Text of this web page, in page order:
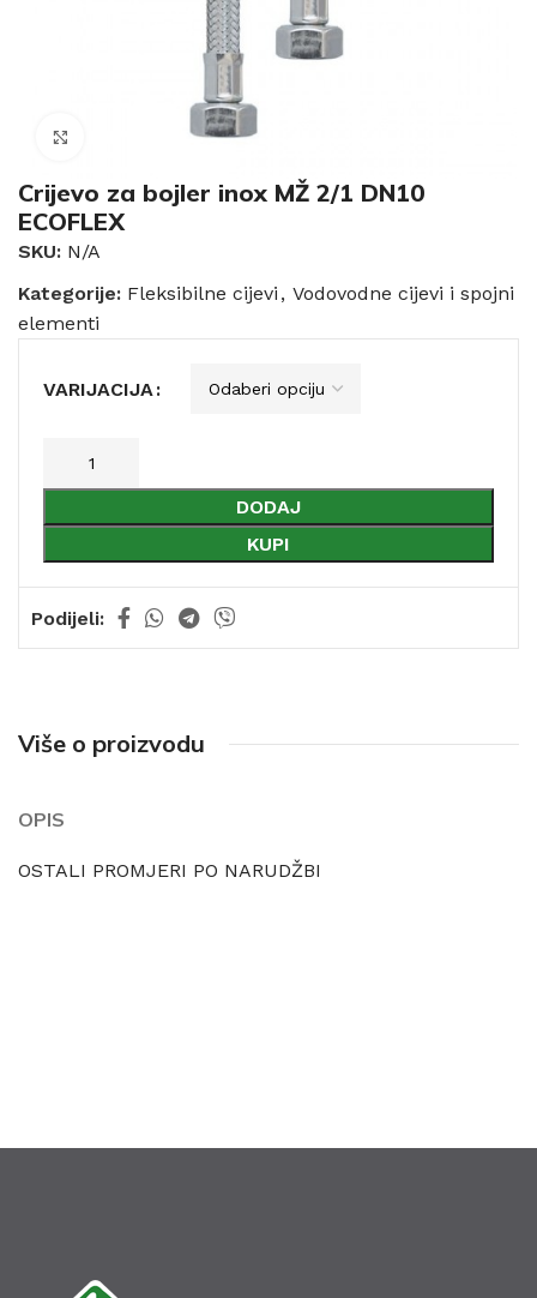
Click to enlarge
Crijevo za bojler inox MŽ 2/1 DN10
ECOFLEX
SKU: N/A
Kategorije: Fleksibilne cijevi , Vodovodne cijevi i spojni
elementi
VARIJACIJA
DODAJ
KUPI
Podijeli:
Više o proizvodu
OPIS
OSTALI PROMJERI PO NARUDŽBI